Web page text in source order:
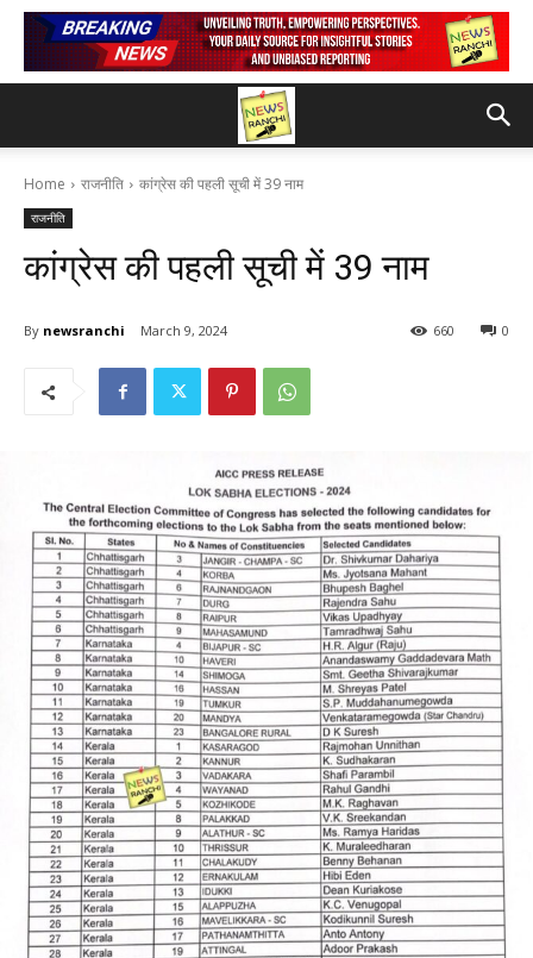
Home राजनीति कांग्रेस की पहली सूची में 39 नाम
राजनीति
कांग्रेस की पहली सूची में 39 नाम
By newsranchi March 9, 2024 0
660